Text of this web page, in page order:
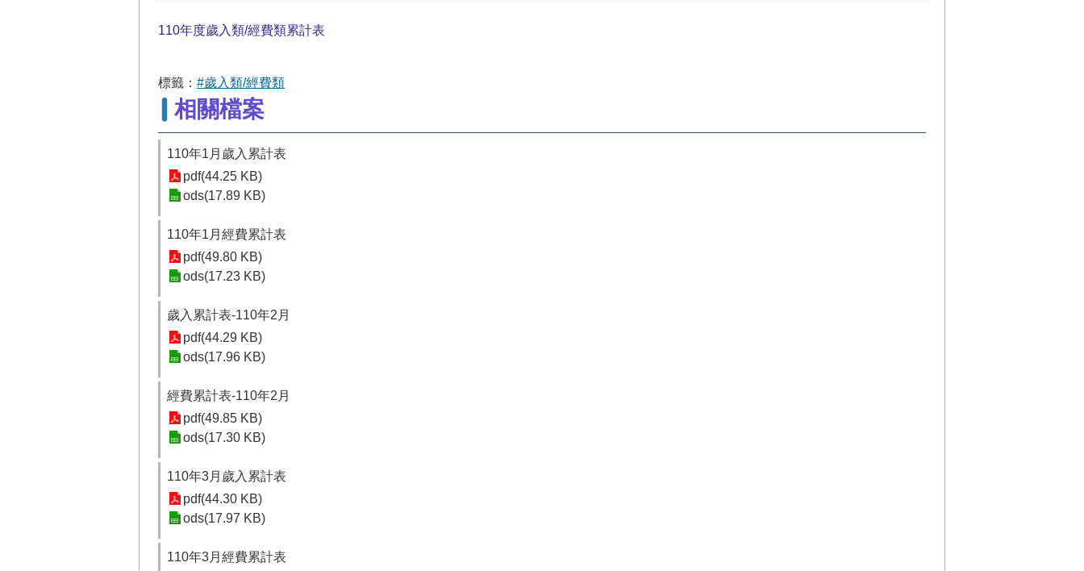
110年度歲入類/經費類累計表
標籤： #歲入類/經費類
相關檔案
110年1月歲入累計表
pdf(44.25 KB)
ods(17.89 KB)
110年1月經費累計表
pdf(49.80 KB)
ods(17.23 KB)
歲入累計表-110年2月
pdf(44.29 KB)
ods(17.96 KB)
經費累計表-110年2月
pdf(49.85 KB)
ods(17.30 KB)
110年3月歲入累計表
pdf(44.30 KB)
ods(17.97 KB)
110年3月經費累計表